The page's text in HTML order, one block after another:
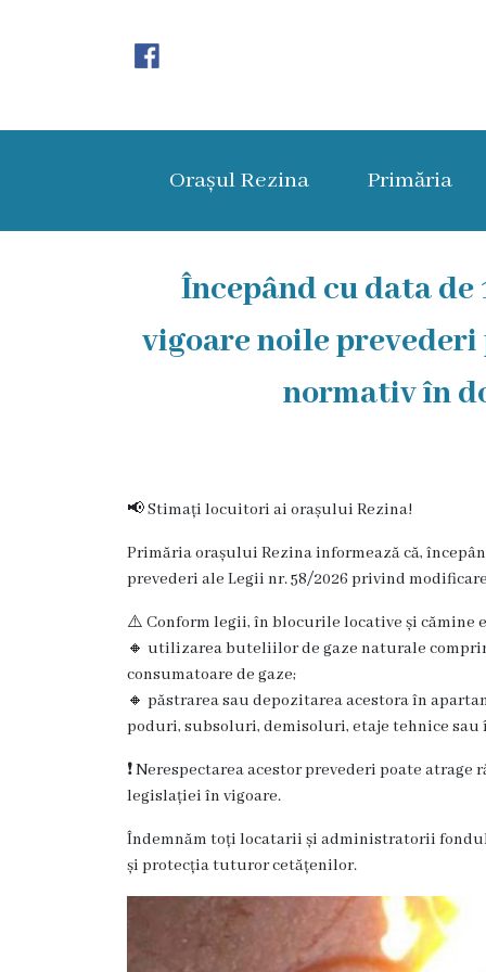
Rezina
orașului
Amalgamare
audiență
Primarul
Aparatul
primăriei
Competențele
Orașul Rezina Primăria
Începând cu data
vigoare noile
normativ în
📢 Stimați locuitori ai orașului Rezina!
Primăria orașului Rezina informează că,
prevederi ale Legii nr. 58/2026 privind
⚠️ Conform legii, în blocurile locative și cămine
🔸 utilizarea buteliilor de gaze naturale
consumatoare de gaze;
🔸 păstrarea sau depozitarea acestora în
poduri, subsoluri, demisoluri, etaje tehnice
❗ Nerespectarea acestor prevederi poate
legislației în vigoare.
Îndemnăm toți locatarii și administratorii
și protecția tuturor cetățenilor.